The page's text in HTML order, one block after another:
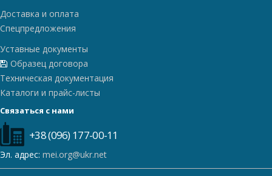
Доставка и оплата
Спецпредложения
Уставные документы
Образец договора
Техническая документация
Каталоги и прайс-листы
Связаться с нами
+38 (096) 177-00-11
Эл. адрес: mei.org@ukr.net